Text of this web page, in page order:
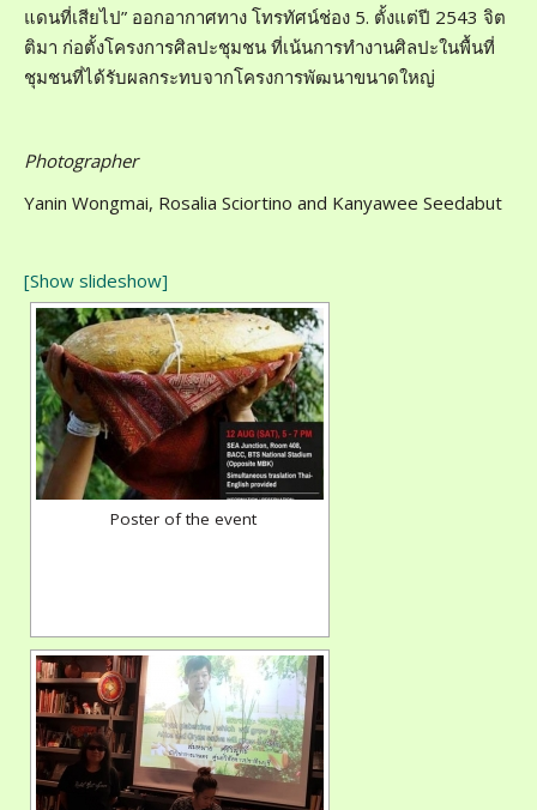
แดนที่เสียไป” ออกอากาศทาง โทรทัศน์ช่อง 5. ตั้งแต่ปี 2543 จิต
ติมา ก่อตั้งโครงการศิลปะชุมชน ที่เน้นการทำงานศิลปะในพื้นที่
ชุมชนที่ได้รับผลกระทบจากโครงการพัฒนาขนาดใหญ่
Photographer
Yanin Wongmai, Rosalia Sciortino and Kanyawee Seedabut
[Show slideshow]
Poster of the event